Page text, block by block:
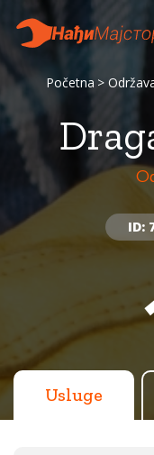
Početna
ID:
Usluge